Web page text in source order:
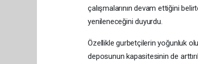
çalışmalarının devam ettiğini
yenileneceğini duyurdu.
Özellikle gurbetçilerin yoğunluk
deposunun kapasitesinin de